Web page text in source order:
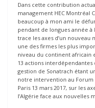
Dans cette contribution
management HEC Montréal
beaucoup à mon ami le
pendant de longues année à
trace les axes d’un nouveau
une des firmes les plus
niveau du continent africain
13 actions
gestion de Sonatrach étant
notre intervention au
Paris 13 mars 2017, sur les
l’Algérie face aux nouvelles